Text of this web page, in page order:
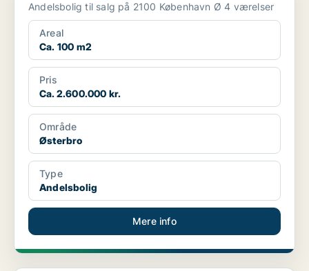
Andelsbolig til salg på 2100 København Ø 4 værelser
Areal
Ca. 100 m2
Pris
Ca. 2.600.000 kr.
Område
Østerbro
Type
Andelsbolig
Mere info